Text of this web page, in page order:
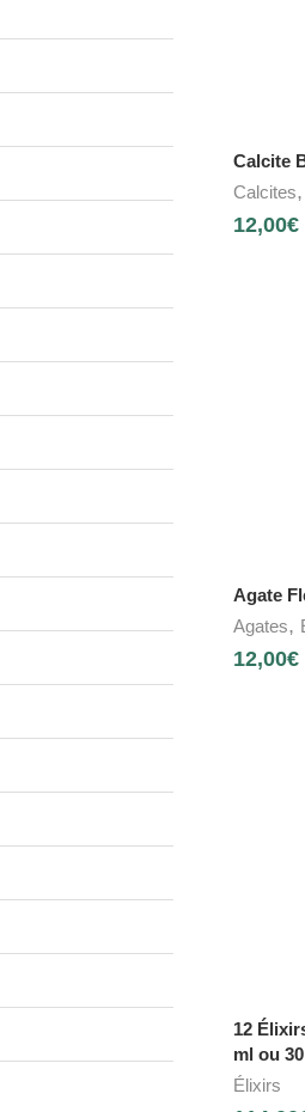
Calcite
Calcites,
12,00€
Agate
Agates,
12,00€
12
ml ou
Élixirs